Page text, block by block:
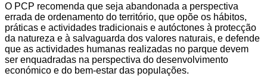
O PCP recomenda que seja abandonada a perspectiva
errada de ordenamento do território, que opõe os hábitos,
práticas e actividades tradicionais e autóctones à protecção
da natureza e à salvaguarda dos valores naturais, e defende
que as actividades humanas realizadas no parque devem
ser enquadradas na perspectiva do desenvolvimento
económico e do bem-estar das populações.